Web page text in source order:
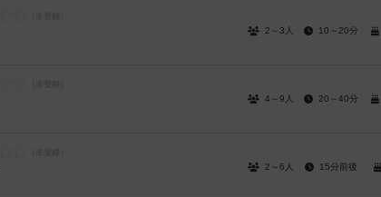
2～3人 10～20分
4～9人 20～40分
2～6人 15分前後